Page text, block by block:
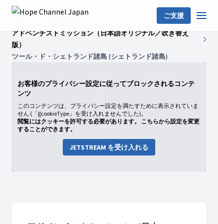
ご支援
アドベンチストミッション（日本語オリジナル／吹き替え
版）
ツール・ド・シェトランド諸島 (シェトランド諸島)
お客様のプライバシー設定に従ってブロックされるコンテ
ンツ
このコンテンツは、プライバシー設定を満たすために表示されていま
せん (「{{cookieType」を受け入れませんでした)。
閲覧にはクッキーを許可する必要があります。 こちらから設定を変更
することができます。
JETSTREAM を受け入れる